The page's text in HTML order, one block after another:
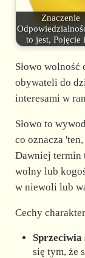
Znaczenie
to jest,
Słowo
obywateli do
interesami w
Słowo to
co oznacza
Dawniej termin
wolny lub
w niewoli lub
Cechy
Sprzeciwia
się tym, że